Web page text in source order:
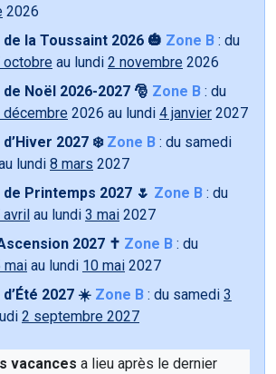
2026
la Toussaint 2026 🎃 Zone B : du
octobre au lundi 2 novembre 2026
Noël 2026-2027 🎅 Zone B : du
décembre 2026 au lundi 4 janvier 2027
2027 ❄️ Zone B : du samedi
lundi 8 mars 2027
Printemps 2027 🌷 Zone B : du
au lundi 3 mai 2027
2027 ✝️ Zone B : du
mai au lundi 10 mai 2027
2027 ☀️ Zone B : du samedi 3
2 septembre 2027
vacances a lieu après le dernier